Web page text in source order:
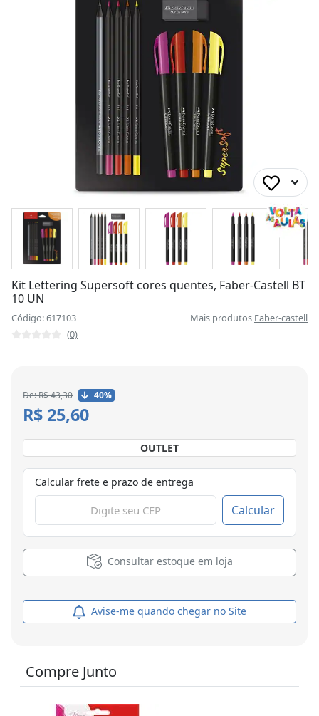
Kit Lettering Supersoft cores quentes, Faber-Castell BT
10 UN
Código: 617103 Mais produtos Faber-castell
(0)
De: R$ 43,30 40%
R$ 25,60
OUTLET
Calcular frete e prazo de entrega
Calcular
Consultar estoque em loja
Avise-me quando chegar no Site
Compre Junto